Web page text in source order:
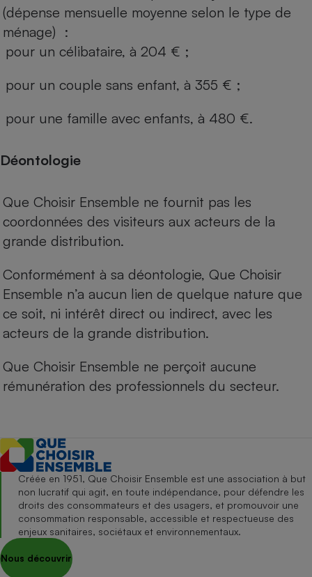
(dépense mensuelle moyenne selon le type de
ménage) :
pour un célibataire, à 204 € ;
pour un couple sans enfant, à 355 € ;
pour une famille avec enfants, à 480 €.
Déontologie
Que Choisir Ensemble ne fournit pas les
coordonnées des visiteurs aux acteurs de la
grande distribution.
Conformément à sa déontologie, Que Choisir
Ensemble n’a aucun lien de quelque nature que
ce soit, ni intérêt direct ou indirect, avec les
acteurs de la grande distribution.
Que Choisir Ensemble ne perçoit aucune
rémunération des professionnels du secteur.
Créée en 1951, Que Choisir Ensemble est une association à but
non lucratif qui agit, en toute indépendance, pour défendre les
droits des consommateurs et des usagers, et promouvoir une
consommation responsable, accessible et respectueuse des
enjeux sanitaires, sociétaux et environnementaux.
Nous découvrir